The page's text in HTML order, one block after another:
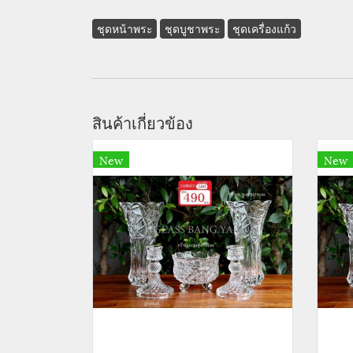
ชุดหน้าพระ ชุดบูชาพระ ชุดเครื่องแก้ว
สินค้าเกี่ยวข้อง
New New